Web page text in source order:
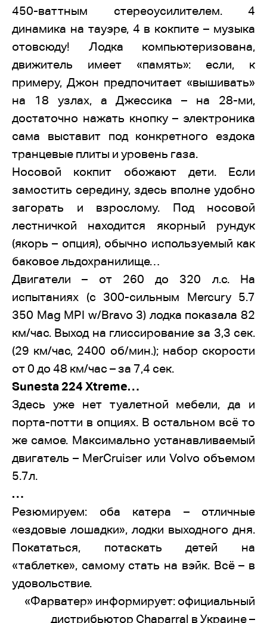
450-ваттным стереоусилителем. 4
динамика на тауэре, 4 в кокпите – музыка
отовсюду! Лодка компьютеризована,
движитель имеет «память»: если, к
примеру, Джон предпочитает «вышивать»
на 18 узлах, а Джессика – на 28-ми,
достаточно нажать кнопку – электроника
сама выставит под конкретного ездока
транцевые плиты и уровень газа.
Носовой кокпит обожают дети. Если
замостить середину, здесь вполне удобно
загорать и взрослому. Под носовой
лестничкой находится якорный рундук
(якорь – опция), обычно используемый как
баковое льдохранилище…
Двигатели – от 260 до 320 л.с. На
испытаниях (с 300-сильным Mercury 5.7
350 Mag MPI w/Bravo 3) лодка показала 82
км/час. Выход на глиссирование за 3,3 сек.
(29 км/час, 2400 об/мин.); набор скорости
от 0 до 48 км/час – за 7,4 сек.
Sunesta 224 Xtremе…
Здесь уже нет туалетной мебели, да и
порта-потти в опциях. В остальном всё то
же самое. Максимально устанавливаемый
двигатель – MerCruiser или Volvo объемом
5.7л.
…
Резюмируем: оба катера – отличные
«ездовые лошадки», лодки выходного дня.
Покататься, потаскать детей на
«таблетке», самому стать на вэйк. Всё – в
удовольствие.
«Фарватер» информирует: официальный
дистрибьютор Chaparral в Украине –